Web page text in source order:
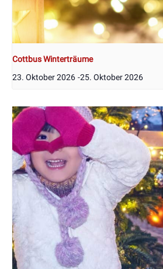
Cottbus Winterträume
23. Oktober 2026 -25. Oktober 2026